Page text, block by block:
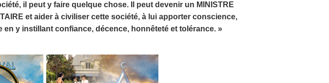
il peut y faire quelque chose. Il peut devenir un MINISTRE
et aider à civiliser cette société, à lui apporter conscience,
en y instillant confiance, décence, honnêteté et tolérance. »